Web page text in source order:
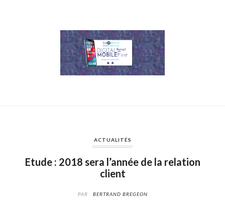
ACTUALITÉS
Etude : 2018 sera l’année de la relation
client
PAR BERTRAND BREGEON